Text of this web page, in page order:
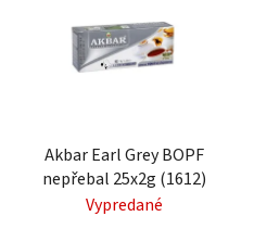
Akbar Earl Grey BOPF
nepřebal 25x2g (1612)
Vypredané